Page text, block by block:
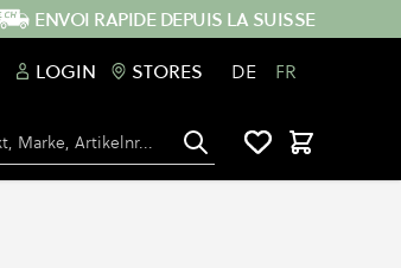
ENVOI RAPIDE DEPUIS LA SUISSE
LOGIN STORES DE FR
Chercher Panier